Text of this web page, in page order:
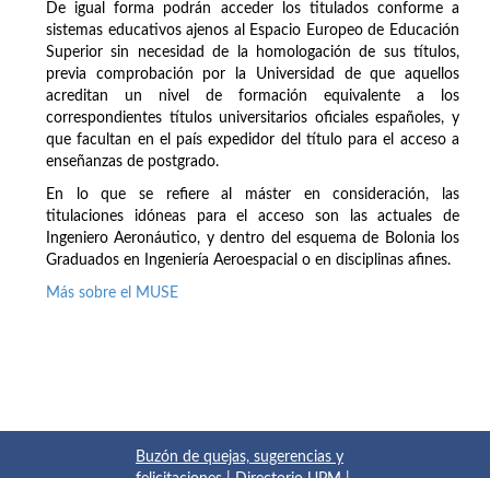
De igual forma podrán acceder los titulados conforme a
sistemas educativos ajenos al Espacio Europeo de Educación
Superior sin necesidad de la homologación de sus títulos,
previa comprobación por la Universidad de que aquellos
acreditan un nivel de formación equivalente a los
correspondientes títulos universitarios oficiales españoles, y
que facultan en el país expedidor del título para el acceso a
enseñanzas de postgrado.
En lo que se refiere al máster en consideración, las
titulaciones idóneas para el acceso son las actuales de
Ingeniero Aeronáutico, y dentro del esquema de Bolonia los
Graduados en Ingeniería Aeroespacial o en disciplinas afines.
Más sobre el MUSE
Buzón de quejas, sugerencias y